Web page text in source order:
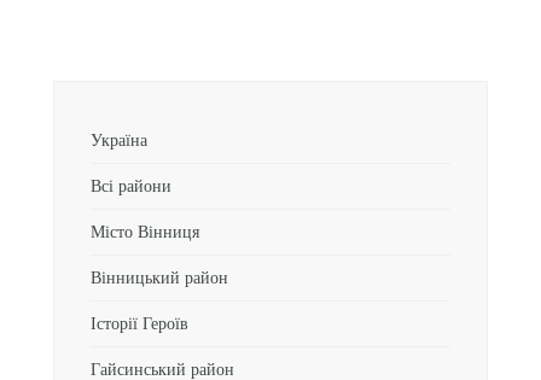
Україна
Всі райони
Місто Вінниця
Вінницький район
Історії Героїв
Гайсинський район